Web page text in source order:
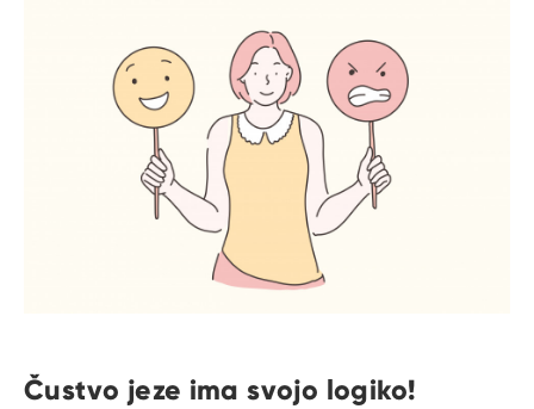
Čustvo jeze ima svojo logiko!